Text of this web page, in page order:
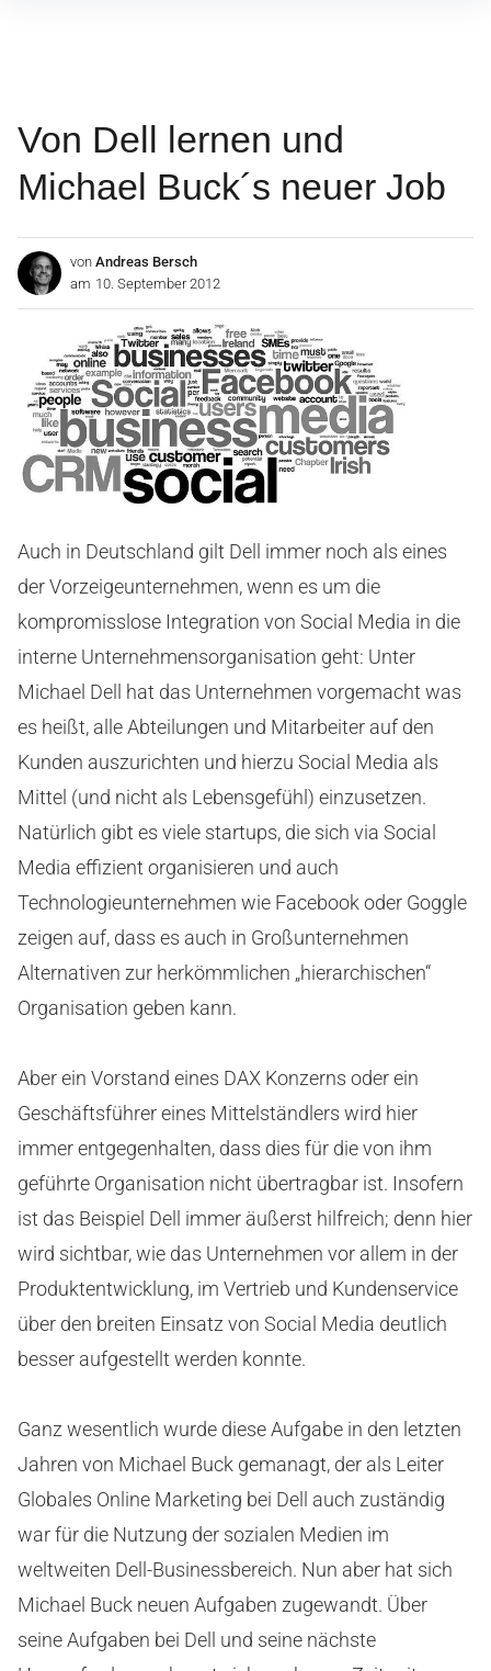
Von Dell lernen und
Michael Buck´s neuer Job
von Andreas Bersch
am 10. September 2012
Auch in Deutschland gilt Dell immer noch als eines
der Vorzeigeunternehmen, wenn es um die
kompromisslose Integration von Social Media in die
interne Unternehmensorganisation geht: Unter
Michael Dell hat das Unternehmen vorgemacht was
es heißt, alle Abteilungen und Mitarbeiter auf den
Kunden auszurichten und hierzu Social Media als
Mittel (und nicht als Lebensgefühl) einzusetzen.
Natürlich gibt es viele startups, die sich via Social
Media effizient organisieren und auch
Technologieunternehmen wie Facebook oder Goggle
zeigen auf, dass es auch in Großunternehmen
Alternativen zur herkömmlichen „hierarchischen“
Organisation geben kann.
Aber ein Vorstand eines DAX Konzerns oder ein
Geschäftsführer eines Mittelständlers wird hier
immer entgegenhalten, dass dies für die von ihm
geführte Organisation nicht übertragbar ist. Insofern
ist das Beispiel Dell immer äußerst hilfreich; denn hier
wird sichtbar, wie das Unternehmen vor allem in der
Produktentwicklung, im Vertrieb und Kundenservice
über den breiten Einsatz von Social Media deutlich
besser aufgestellt werden konnte.
Ganz wesentlich wurde diese Aufgabe in den letzten
Jahren von Michael Buck gemanagt, der als Leiter
Globales Online Marketing bei Dell auch zuständig
war für die Nutzung der sozialen Medien im
weltweiten Dell-Businessbereich. Nun aber hat sich
Michael Buck neuen Aufgaben zugewandt. Über
seine Aufgaben bei Dell und seine nächste